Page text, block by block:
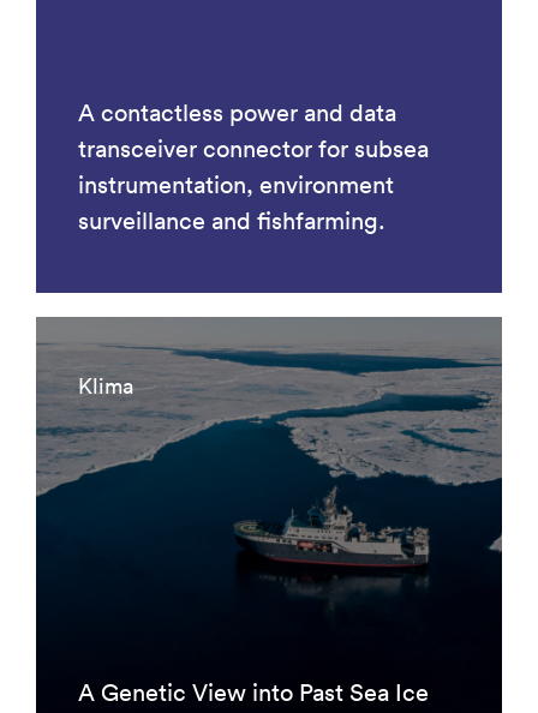
A contactless power and data
transceiver connector for subsea
instrumentation, environment
surveillance and fishfarming.
Klima
A Genetic View into Past Sea Ice